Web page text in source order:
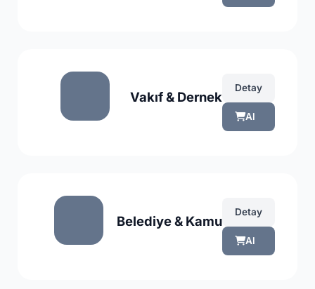
Vakıf & Dernek
Detay
Al
Belediye & Kamu
Detay
Al